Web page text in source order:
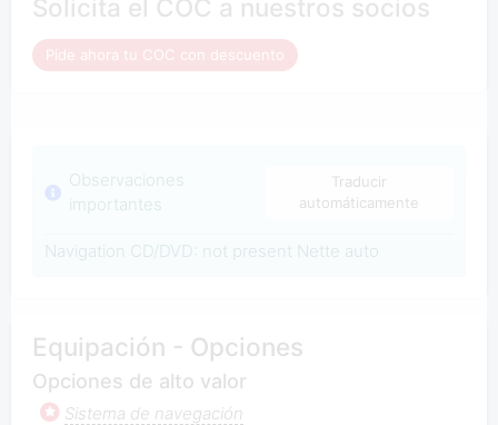
Solicita el COC a nuestros socios
Pide ahora tu COC con descuento
Observaciones
importantes
Traducir
automáticamente
Navigation CD/DVD: not present Nette auto
Equipación - Opciones
Opciones de alto valor
Sistema de navegación